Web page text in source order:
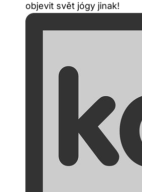
objevit svět jógy jinak!